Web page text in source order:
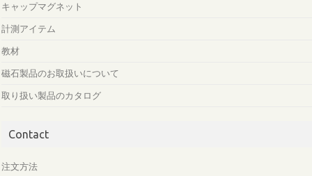
キャップマグネット
計測アイテム
教材
磁石製品のお取扱いについて
取り扱い製品のカタログ
Contact
注文方法